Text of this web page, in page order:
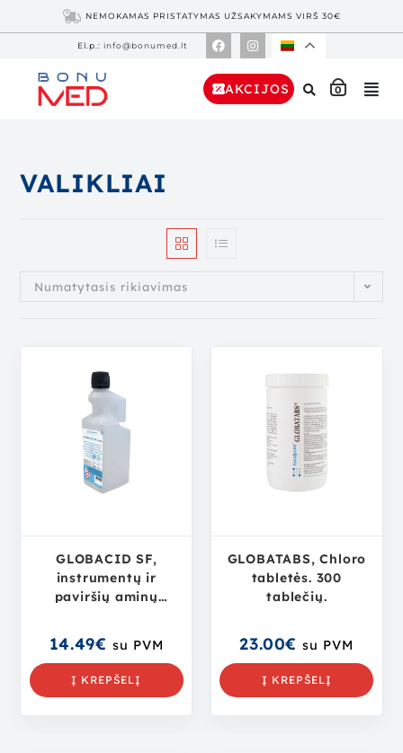
NEMOKAMAS PRISTATYMAS UŽSAKYMAMS VIRŠ 30€
El.p.: info@bonumed.lt
AKCIJOS 0
VALIKLIAI
Numatytasis rikiavimas
GLOBACID SF,
instrumentų ir
paviršių aminų
valymo ir
dezinfekavimo
priemonė, 1L
14.49€ su PVM
Į KREPŠELĮ
GLOBATABS, Chloro
tabletės. 300
tablečių.
23.00€ su PVM
Į KREPŠELĮ